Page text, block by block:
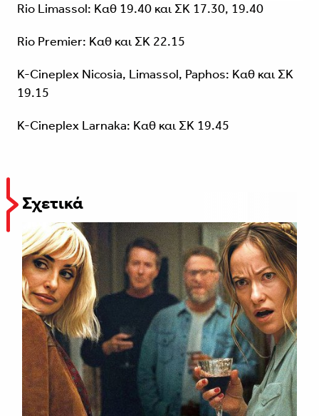
Rio Limassol: Καθ 19.40 και ΣΚ 17.30, 19.40
Rio Premier: Καθ και ΣΚ 22.15
K-Cineplex Nicosia, Limassol, Paphos: Καθ και ΣΚ
19.15
K-Cineplex Larnaka: Καθ και ΣΚ 19.45
Σχετικά